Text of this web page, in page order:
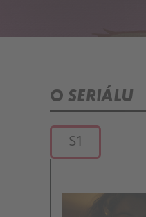
O SERIÁLU
S1